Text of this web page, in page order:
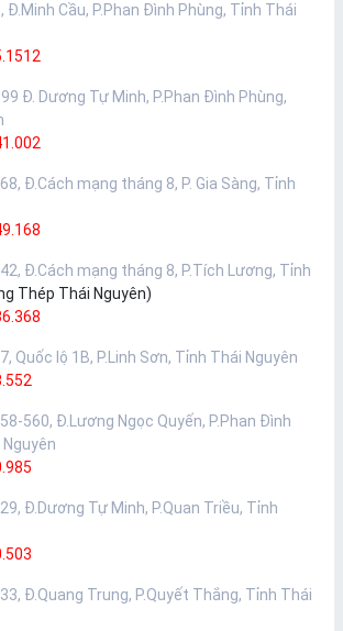
Đ.Minh Cầu, P.Phan Đình Phùng, Tỉnh Thái
Đ. Dương Tự Minh, P.Phan Đình Phùng,
Đ.Cách mạng tháng 8, P. Gia Sàng, Tỉnh
Đ.Cách mạng tháng 8, P.Tích Lương, Tỉnh
Thép Thái Nguyên)
Quốc lộ 1B, P.Linh Sơn, Tỉnh Thái Nguyên
560, Đ.Lương Ngọc Quyến, P.Phan Đình
Đ.Dương Tự Minh, P.Quan Triều, Tỉnh
Đ.Quang Trung, P.Quyết Thắng, Tỉnh Thái